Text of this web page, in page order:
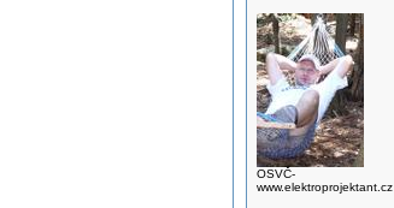
OSVČ-
www.elektroprojektant.cz